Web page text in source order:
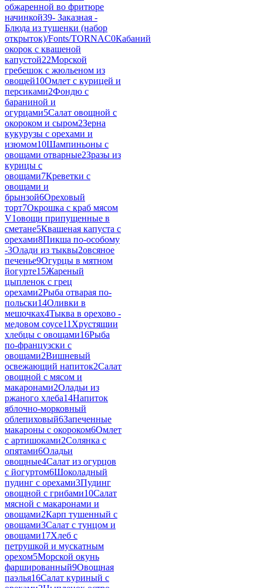
обжаренной во фритюре
начинкой39- Заказная -
Блюда из тушенки (набор
открыток)/Fonts/TORNAC0Кабаний
окорок с квашеной
капустой22Морской
гребешок с жюльеном из
овощей10Омлет с курицей и
персиками2Фондю с
бараниной и
огурцами5Салат овощной с
окороком и сыром2Зерна
кукурузы с орехами и
изюмом10Шампиньоны с
овощами отварные2Зразы из
курицы с
овощами7Креветки с
овощами и
брынзой6Ореховый
торт7Окрошка с краб мясом
V1овощи припущенные в
сметане5Квашеная капуста с
орехами8Пикша по-особому
-3Олади из тыквы2овсяное
печенье9Огурцы в мятном
йогурте15Жареный
цыпленок с грец
орехами2Рыба отварая по-
польски14Оливки в
мешочках4Тыква в орехово -
медовом соусе11 Хрустящии
хлебцы с овощами16Рыба
по-французски с
овощами2Вишневый
освежающий напиток2Салат
овощной с мясом и
макаронами2Оладьи из
ржаного хлеба14Напиток
яблочно-морковный
облепиховый6Запеченные
макароны с окороком6Омлет
с артишоками2Солянка с
опятами6Оладьи
овощные4Салат из огурцов
с йогуртом6Шоколадный
пудинг с орехами3Пудинг
овощной с грибами10Салат
мясной с макаронами и
овощами2Карп тушенный с
овощами3Салат с тунцом и
овощами17Хлеб с
петрушкой и мускатным
орехом5Морской окунь
фаршированный9Овощная
паэлья16Салат куриный с